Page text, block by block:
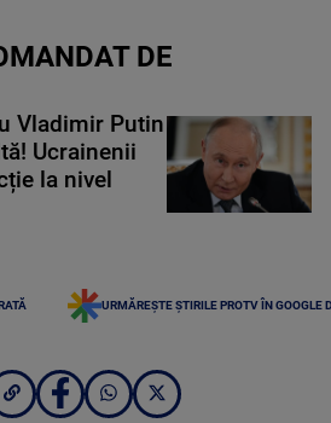
DE
Vladimir Putin
Ucrainenii
la nivel
URMĂREȘTE ȘTIRILE PROTV ÎN GOOGLE